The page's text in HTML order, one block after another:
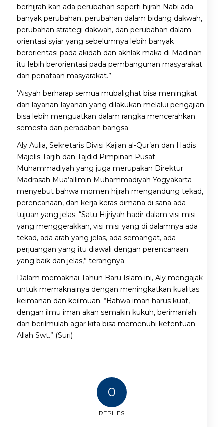
berhijrah kan ada perubahan seperti hijrah Nabi ada
banyak perubahan, perubahan dalam bidang dakwah,
perubahan strategi dakwah, dan perubahan dalam
orientasi syiar yang sebelumnya lebih banyak
berorientasi pada akidah dan akhlak maka di Madinah
itu lebih berorientasi pada pembangunan masyarakat
dan penataan masyarakat.”
‘Aisyah berharap semua mubalighat bisa meningkat
dan layanan-layanan yang dilakukan melalui pengajian
bisa lebih menguatkan dalam rangka mencerahkan
semesta dan peradaban bangsa.
Aly Aulia, Sekretaris Divisi Kajian al-Qur’an dan Hadis
Majelis Tarjih dan Tajdid Pimpinan Pusat
Muhammadiyah yang juga merupakan Direktur
Madrasah Mua’allimin Muhammadiyah Yogyakarta
menyebut bahwa momen hijrah mengandung tekad,
perencanaan, dan kerja keras dimana di sana ada
tujuan yang jelas. “Satu Hijriyah hadir dalam visi misi
yang menggerakkan, visi misi yang di dalamnya ada
tekad, ada arah yang jelas, ada semangat, ada
perjuangan yang itu diawali dengan perencanaan
yang baik dan jelas,” terangnya.
Dalam memaknai Tahun Baru Islam ini, Aly mengajak
untuk memaknainya dengan meningkatkan kualitas
keimanan dan keilmuan. “Bahwa iman harus kuat,
dengan ilmu iman akan semakin kukuh, berimanlah
dan berilmulah agar kita bisa memenuhi ketentuan
Allah Swt.” (Suri)
0
REPLIES